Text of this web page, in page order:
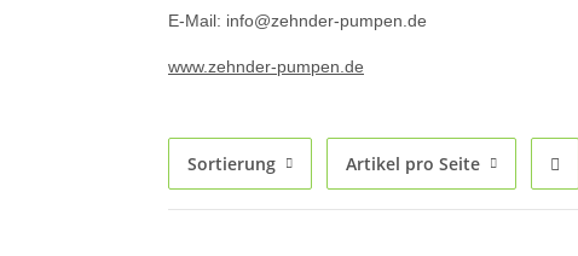
E-Mail: info@zehnder-pumpen.de
www.zehnder-pumpen.de
Sortierung Artikel pro Seite